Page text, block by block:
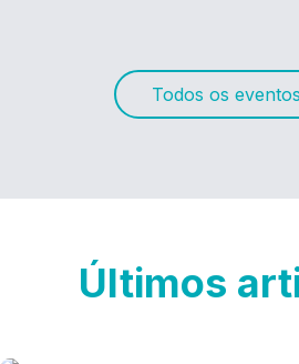
Todos os eventos
Últimos